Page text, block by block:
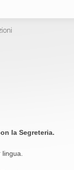
la Segreteria.